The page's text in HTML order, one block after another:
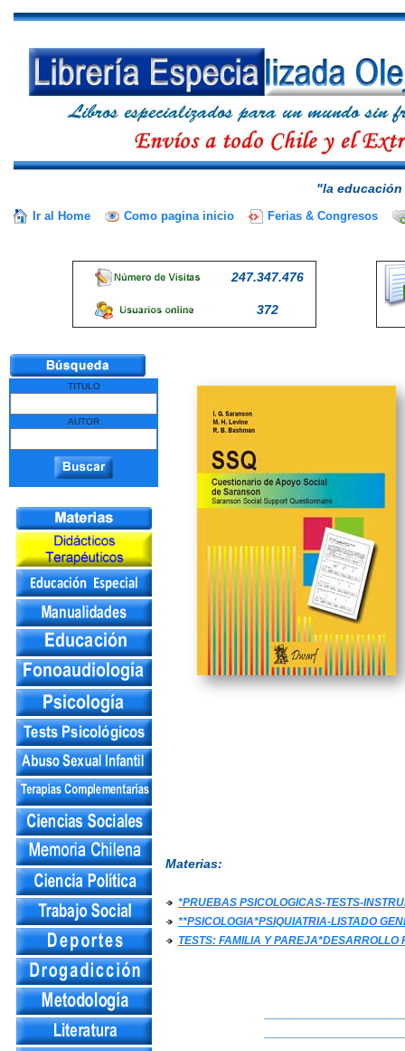
"la
Ir al Home Como pagina inicio Ferias & Congresos
247.347.476
372
TITULO
AUTOR
Materias:
*PRUEBAS PSICOLOGICAS-TESTS-
**PSICOLOGIA*PSIQUIATRIA-LISTADO
TESTS: FAMILIA Y PAREJA*DESARROLLO